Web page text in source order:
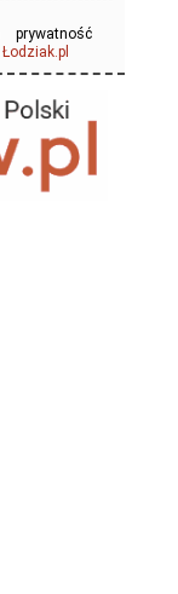
prywatność
Łodziak.pl